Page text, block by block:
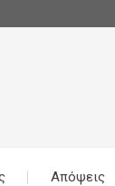
Απόψεις